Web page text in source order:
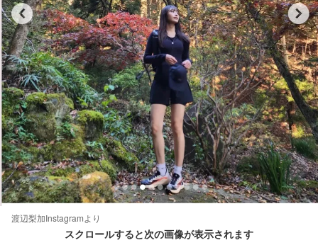
渡辺梨加Instagramより
スクロールすると次の画像が表示されます